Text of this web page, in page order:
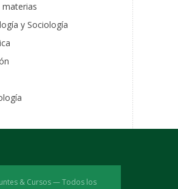
materias
y Sociología
& Cursos — Todos los